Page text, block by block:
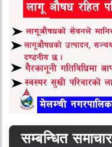
सम्बन्धित समाचार